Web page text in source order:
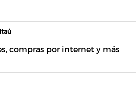
compras por internet y más